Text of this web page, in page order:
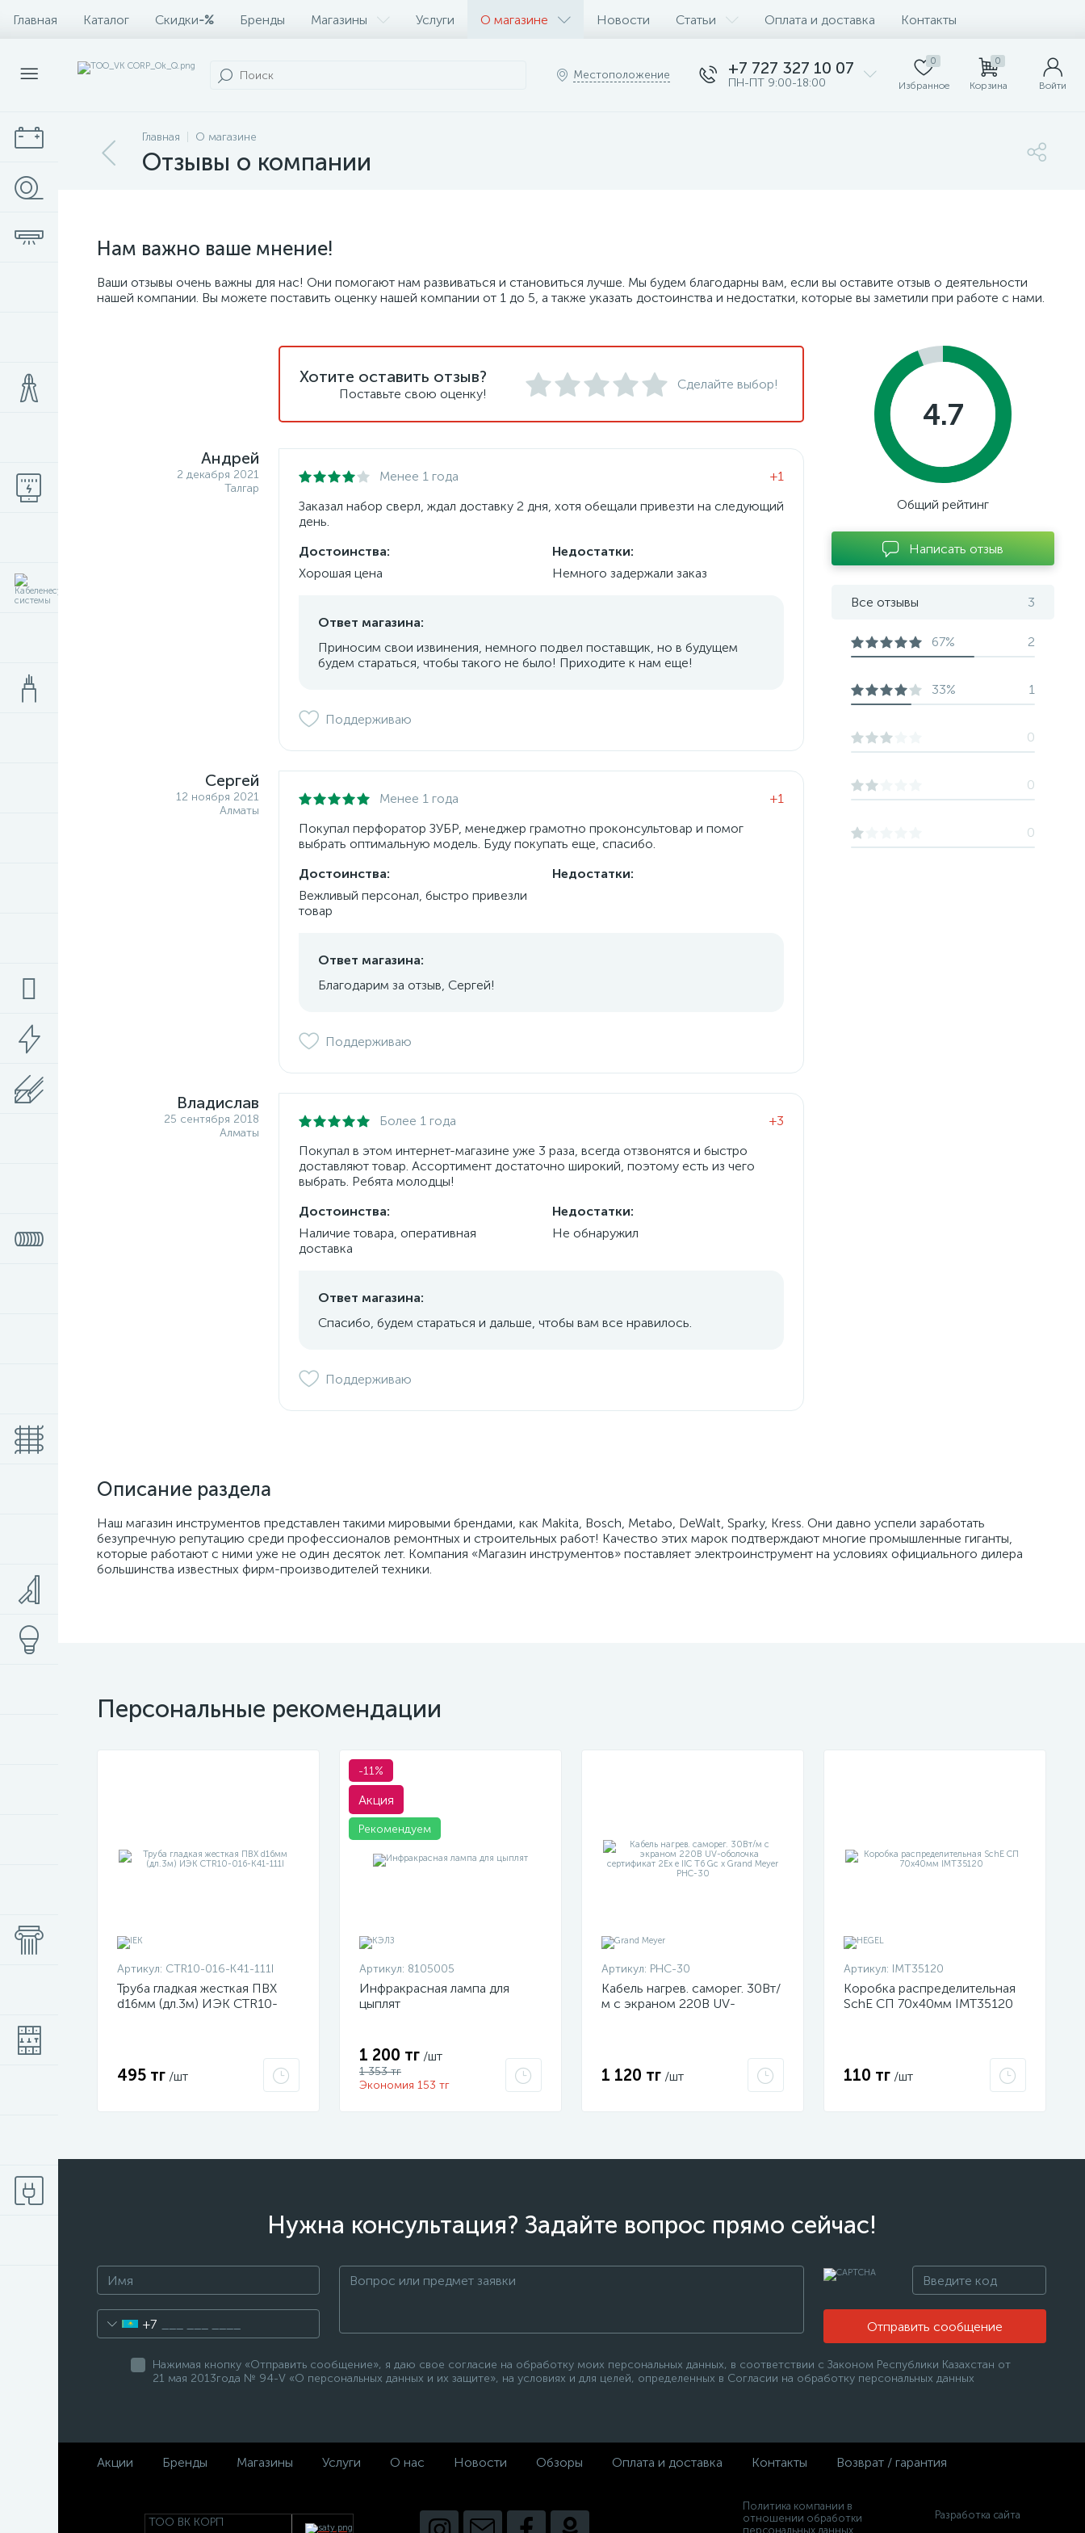
Главная Каталог Скидки-% Бренды Магазины Услуги О магазине Новости Статьи Оплата и доставка Контакты
Местоположение +7 727 327 10 07
ПН-ПТ 9:00-18:00
0
Избранное
0
Корзина Войти
Главная О магазине
Отзывы о компании
Нам важно ваше мнение!
Ваши отзывы очень важны для нас! Они помогают нам развиваться и становиться лучше. Мы будем благодарны вам, если вы оставите отзыв о деятельности
нашей компании. Вы можете поставить оценку нашей компании от 1 до 5, а также указать достоинства и недостатки, которые вы заметили при работе с нами.
Хотите оставить отзыв?
Поставьте свою оценку!
Сделайте выбор!
Андрей
2 декабря 2021
Талгар
Менее 1 года
+1
Заказал набор сверл, ждал доставку 2 дня, хотя обещали привезти на следующий
день.
Достоинства:
Хорошая цена
Недостатки:
Немного задержали заказ
Ответ магазина:
Приносим свои извинения, немного подвел поставщик, но в будущем
будем стараться, чтобы такого не было! Приходите к нам еще!
Поддерживаю
Сергей
12 ноября 2021
Алматы
Менее 1 года
+1
Покупал перфоратор ЗУБР, менеджер грамотно проконсультовар и помог
выбрать оптимальную модель. Буду покупать еще, спасибо.
Достоинства:
Вежливый персонал, быстро привезли
товар
Недостатки:
Ответ магазина:
Благодарим за отзыв, Сергей!
Поддерживаю
Владислав
25 сентября 2018
Алматы
Более 1 года
+3
Покупал в этом интернет-магазине уже 3 раза, всегда отзвонятся и быстро
доставляют товар. Ассортимент достаточно широкий, поэтому есть из чего
выбрать. Ребята молодцы!
Достоинства:
Наличие товара, оперативная
доставка
Недостатки:
Не обнаружил
Ответ магазина:
Спасибо, будем стараться и дальше, чтобы вам все нравилось.
Поддерживаю
4.7
Общий рейтинг
Написать отзыв
Все отзывы 3
67% 2
33% 1
0
0
0
Описание раздела
Наш магазин инструментов представлен такими мировыми брендами, как Makita, Bosch, Metabo, DeWalt, Sparky, Kress. Они давно успели заработать
безупречную репутацию среди профессионалов ремонтных и строительных работ! Качество этих марок подтверждают многие промышленные гиганты,
которые работают с ними уже не один десяток лет. Компания «Магазин инструментов» поставляет электроинструмент на условиях официального дилера
большинства известных фирм-производителей техники.
Персональные рекомендации
Артикул: CTR10-016-K41-111I
Труба гладкая жесткая ПВХ
d16мм (дл.3м) ИЭК CTR10-
495 тг /шт
-11%
Акция
Рекомендуем
Артикул: 8105005
Инфракрасная лампа для
цыплят
1 200 тг /шт
1 353 тг
Экономия 153 тг
Артикул: PHC-30
Кабель нагрев. саморег. 30Вт/
м с экраном 220В UV-
1 120 тг /шт
Артикул: IMT35120
Коробка распределительная
SchE СП 70х40мм IMT35120
110 тг /шт
Нужна консультация? Задайте вопрос прямо сейчас!
+7 Отправить сообщение
Нажимая кнопку «Отправить сообщение», я даю свое согласие на обработку моих персональных данных, в соответствии с Законом Республики Казахстан от
21 мая 2013года № 94-V «О персональных данных и их защите», на условиях и для целей, определенных в Согласии на обработку персональных данных
Акции Бренды Магазины Услуги О нас Новости Обзоры Оплата и доставка Контакты Возврат / гарантия
ТОО ВК КОРП
Политика компании в
отношении обработки
персональных данных
Разработка сайта